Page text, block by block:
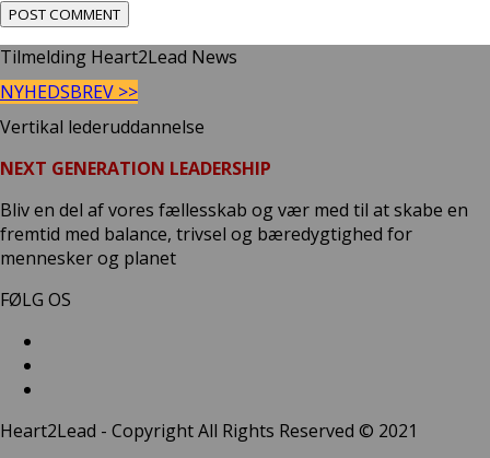
Tilmelding Heart2Lead News
NYHEDSBREV >>
Vertikal lederuddannelse
NEXT GENERATION LEADERSHIP
Bliv en del af vores fællesskab og vær med til at skabe en
fremtid med balance, trivsel og bæredygtighed for
mennesker og planet
FØLG OS
Heart2Lead - Copyright All Rights Reserved © 2021